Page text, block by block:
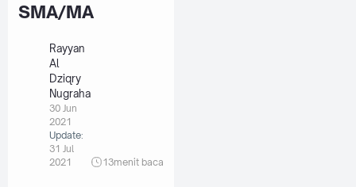
SMA/MA
Rayyan
Al
Dziqry
Nugraha
30 Jun
2021
Update:
31 Jul
2021
13menit baca